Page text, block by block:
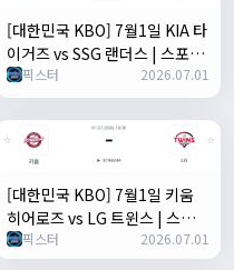
[대한민국 KBO] 7월1일 KIA 타
이거즈 vs SSG 랜더스 | 스포츠
분석 무료 중계 토친놈
픽스터 2026.07.01
[대한민국 KBO] 7월1일 키움
히어로즈 vs LG 트윈스 | 스포츠
분석 무료 중계 토친놈
픽스터 2026.07.01